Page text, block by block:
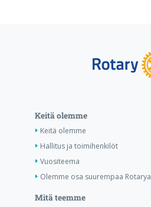
Keitä olemme
Keitä olemme
Hallitus ja toimihenkilöt
Vuositeema
Olemme osa suurempaa Rotarya
Mitä teemme